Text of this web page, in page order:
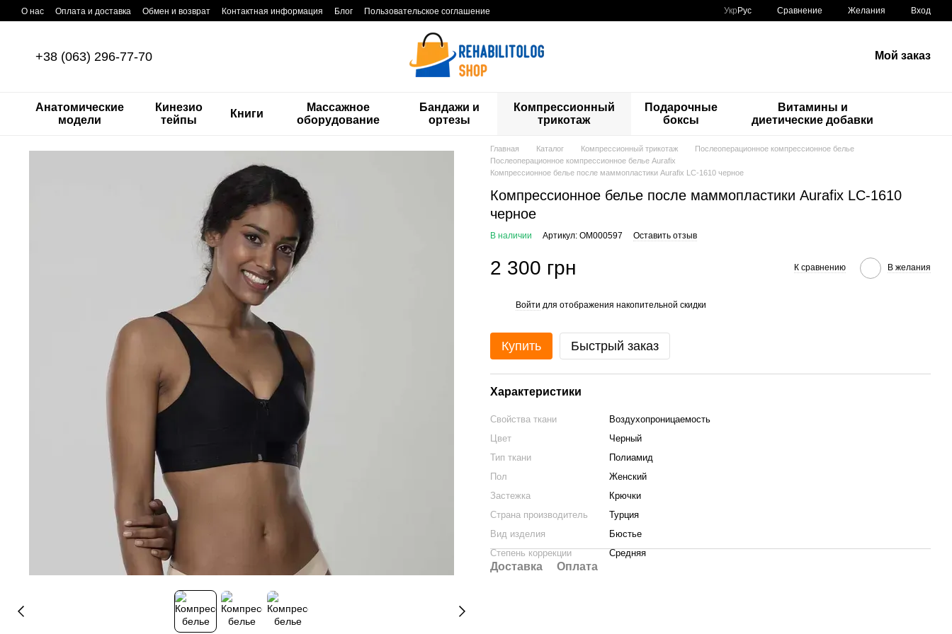
Перейти к основному контенту
О нас Оплата и доставка Обмен и возврат Контактная информация Блог Пользовательское соглашение Укр Рус Сравнение Желания Вход
+38 (063) 296-77-70 Мой заказ
Анатомические
модели
Кинезио
тейпы
Книги
Массажное
оборудование
Бандажи и
ортезы
Компрессионный
трикотаж
Подарочные
боксы
Витамины и
диетические добавки
Главная Каталог Компрессионный трикотаж
Послеоперационное компрессионное белье
Послеоперационное компрессионное белье Aurafix
Компрессионное белье после маммопластики Aurafix LC-1610 черное
Компрессионное белье после маммопластики Aurafix LC-1610
черное
В наличии Артикул: ОМ000597 Оставить отзыв
2 300 грн К сравнению В желания
Войти для отображения накопительной скидки
Купить Быстрый заказ
Характеристики
Свойства ткани
Воздухопроницаемость
Цвет
Черный
Тип ткани
Полиамид
Пол
Женский
Застежка
Крючки
Страна производитель
Турция
Вид изделия
Бюстье
Степень коррекции
Средняя
Доставка Оплата